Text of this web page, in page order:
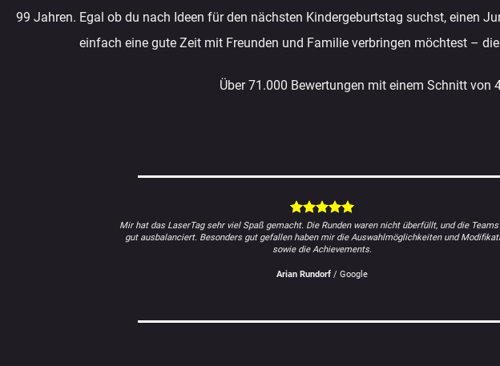
99 Jahren. Egal ob du nach Ideen für den nächsten Kindergeburtstag suchst, einen
einfach eine gute Zeit mit Freunden und Familie verbringen möchtest –
Über 71.000 Bewertungen mit einem Schnitt von
Mir hat das LaserTag sehr viel Spaß gemacht. Die Runden waren nicht überfüllt, und die
gut ausbalanciert. Besonders gut gefallen haben mir die Auswahlmöglichkeiten und
sowie die Achievements.
Arian Rundorf / Google